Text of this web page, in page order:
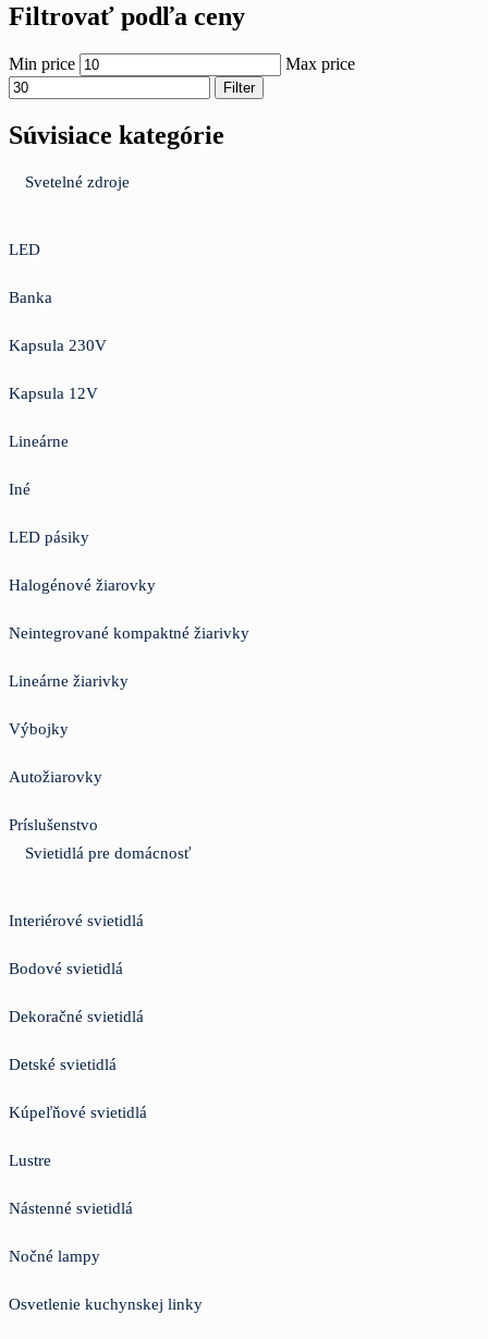
Filtrovať podľa ceny
Min price Max price
Filter
Súvisiace kategórie
Svetelné zdroje
LED
Banka
Kapsula 230V
Kapsula 12V
Lineárne
Iné
LED pásiky
Halogénové žiarovky
Neintegrované kompaktné žiarivky
Lineárne žiarivky
Výbojky
Autožiarovky
Príslušenstvo
Svietidlá pre domácnosť
Interiérové svietidlá
Bodové svietidlá
Dekoračné svietidlá
Detské svietidlá
Kúpeľňové svietidlá
Lustre
Nástenné svietidlá
Nočné lampy
Osvetlenie kuchynskej linky